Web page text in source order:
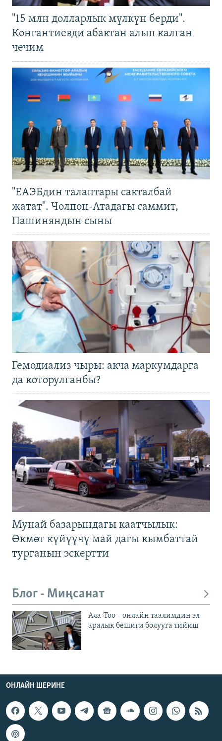
"15 млн долларлык мүлкүн берди".
Конгантиевди абактан алып калган
чечим
"ЕАЭБдин талаптары сакталбай
жатат". Чолпон-Атадагы саммит,
Пашиняндын сыны
Гемодиализ чыры: акча маркумдарга
да которулганбы?
Мунай базарындагы каатчылык:
Өкмөт күйүүчү май дагы кымбаттай
турганын эскертти
Блог - Миңсанат
Ала-Тоо – онлайн таалимдин эл
аралык бешиги болууга тийиш
ОНЛАЙН ШЕРИНЕ